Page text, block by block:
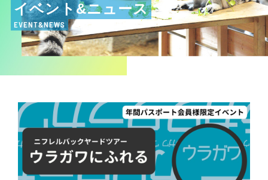
イベント&ニュース
EVENT&NEWS